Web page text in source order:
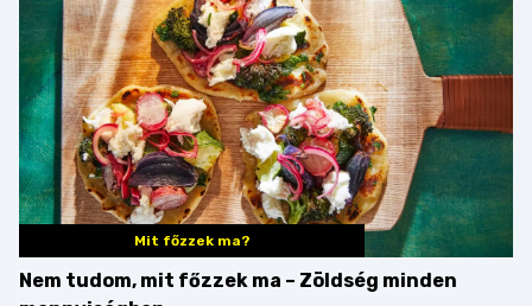
Mit főzzek ma?
Nem tudom, mit főzzek ma – Zöldség minden